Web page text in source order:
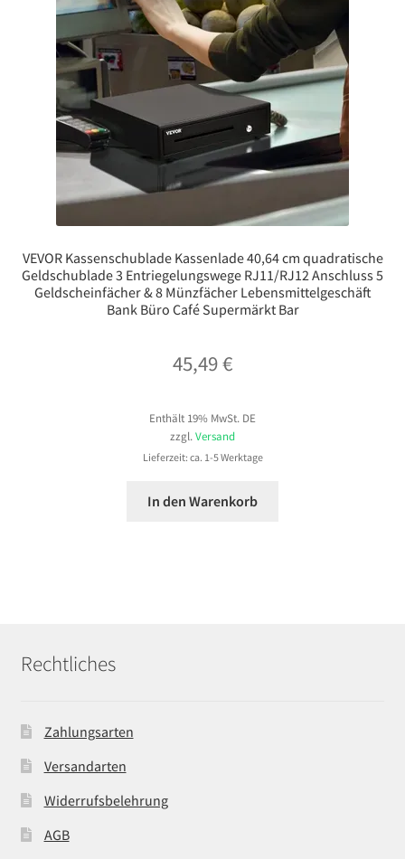
VEVOR Kassenschublade Kassenlade 40,64 cm quadratische
Geldschublade 3 Entriegelungswege RJ11/RJ12 Anschluss 5
Geldscheinfächer & 8 Münzfächer Lebensmittelgeschäft
Bank Büro Café Supermärkt Bar
45,49€
Enthält 19% MwSt. DE
zzgl. Versand
Lieferzeit: ca. 1-5 Werktage
In den Warenkorb
Rechtliches
Zahlungsarten
Versandarten
Widerrufsbelehrung
AGB